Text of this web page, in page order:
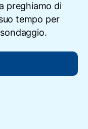
preghiamo di
tempo per